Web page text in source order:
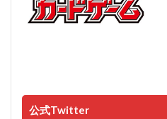
公式Twitter